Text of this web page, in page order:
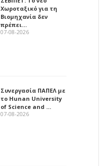
Χωροταξικό για τη
Βιομηχανία δεν
πρέπει…
07-08-2026
Συνεργασία ΠΑΠΕΛ με
το Hunan University
of Science and …
07-08-2026